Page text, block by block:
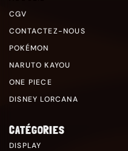
CGV
CONTACTEZ-NOUS
POKÉMON
NARUTO KAYOU
ONE PIECE
DISNEY LORCANA
CATÉGORIES
DISPLAY